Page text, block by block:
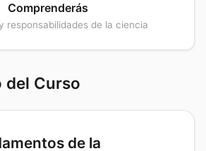
Comprenderás
responsabilidades de la ciencia
del Curso
de la